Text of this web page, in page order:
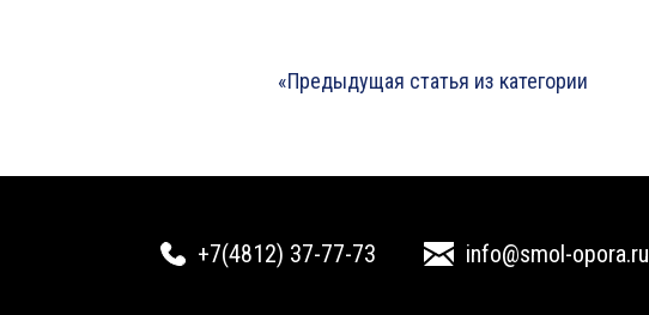
«Предыдущая статья из категории
+7(4812) 37-77-73 info@smol-opora.ru